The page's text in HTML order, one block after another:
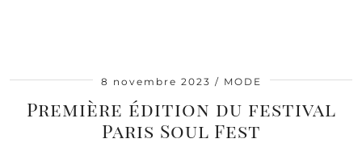
8 novembre 2023 MODE
Première édition du festival
Paris Soul Fest